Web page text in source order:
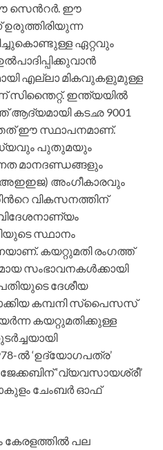
സെന്‍റര്‍. ഈ
ഏറ്റവും
എല്ലാ മികവുകളുമുള്ള
സിന്തൈറ്റ്. ഇന്ത്യയില്‍
കടഛ 9001
ഈ സ്ഥാപനമാണ്.
പുതുമയും
മാനദണ്ഡങ്ങളും
അംഗീകാരവും
വികസനത്തിന്
സ്ഥാനം
കയറ്റുമതി രംഗത്ത്
സംഭാവനകള്‍ക്കായി
ദേശീയ
കമ്പനി സ്പൈസസ്
കയറ്റുമതിക്കുള്ള
ല്‍ ‘ഉദ്യോഗപത്ര’
‘വ്യവസായശ്രീ’
ചേംബര്‍ ഓഫ്
കേരളത്തില്‍ പല